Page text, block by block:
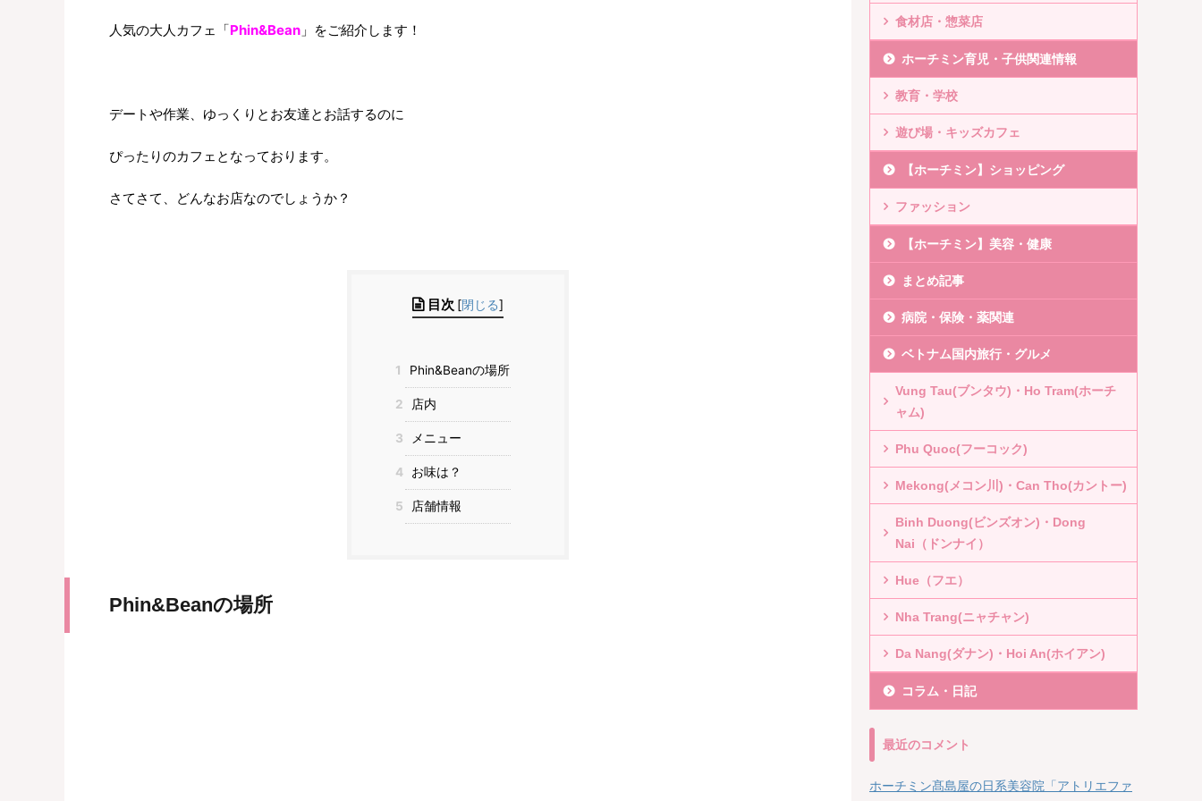
人気の大人カフェ「Phin&Bean 」をご紹介します！
デートや作業、ゆっくりとお友達とお話するのに
ぴったりのカフェとなっております。
さてさて、どんなお店なのでしょうか？
目次 [閉じる]
1 Phin&Beanの場所
2 店内
3 メニュー
4 お味は？
5 店舗情報
Phin&Beanの場所
食材店・惣菜店
ホーチミン育児・子供関連情報
教育・学校
遊び場・キッズカフェ
【ホーチミン】ショッピング
ファッション
【ホーチミン】美容・健康
まとめ記事
病院・保険・薬関連
ベトナム国内旅行・グルメ
Vung Tau(ブンタウ)・Ho Tram(ホーチ
ャム)
Phu Quoc(フーコック)
Mekong(メコン川)・Can Tho(カントー)
Binh Duong(ビンズオン)・Dong
Nai（ドンナイ）
Hue（フエ）
Nha Trang(ニャチャン)
Da Nang(ダナン)・Hoi An(ホイアン)
コラム・日記
最近のコメント
ホーチミン髙島屋の日系美容院「アトリエファ